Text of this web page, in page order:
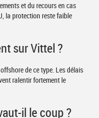
et du recours en cas
la protection reste faible
sur Vittel ?
de ce type. Les délais
ralentir fortement le
il le coup ?